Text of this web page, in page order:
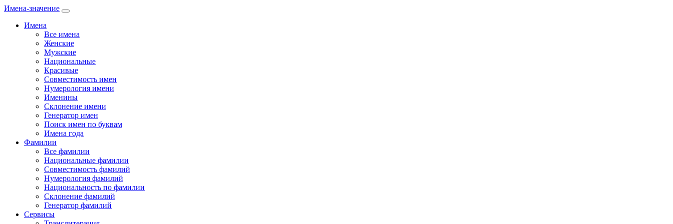
Имена-значение
Имена
Все имена
Женские
Мужские
Национальные
Красивые
Совместимость имен
Нумерология имени
Именины
Склонение имени
Генератор имен
Поиск имен по буквам
Имена года
Фамилии
Все фамилии
Национальные фамилии
Совместимость фамилий
Нумерология фамилий
Национальность по фамилии
Склонение фамилий
Генератор фамилий
Сервисы